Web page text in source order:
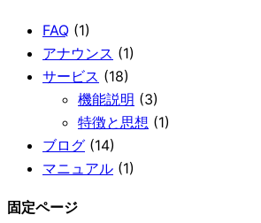
FAQ (1)
アナウンス (1)
サービス (18)
機能説明 (3)
特徴と思想 (1)
ブログ (14)
マニュアル (1)
固定ページ